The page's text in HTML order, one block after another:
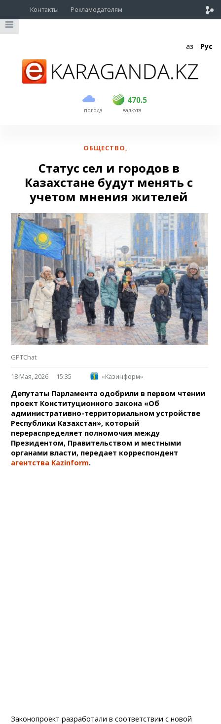
Контакты Рекламодателям
Қаз Рус
погода
470.5
USD 469 470.5
EUR валюта
ОБЩЕСТВО,
Статус сел и городов в
Казахстане будут менять с
учетом мнения жителей
GPTChat
18 Мая, 2026 15:35 «Казинформ»
Депутаты Парламента одобрили в первом чтении
проект Конституционного закона «Об
административно-территориальном устройстве
Республики Казахстан», который
перераспределяет полномочия между
Президентом, Правительством и местными
органами власти, передает корреспондент
агентства Kazinform.
Законопроект разработали в соответствии с новой